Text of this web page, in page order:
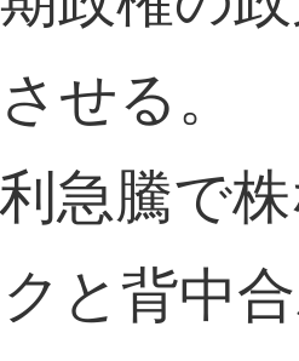
せる。
急騰で
と背中